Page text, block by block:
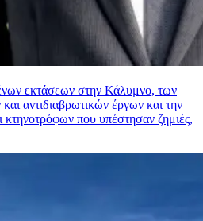
εκτάσεων στην Κάλυμνο, των
αντιδιαβρωτικών έργων και την
που υπέστησαν ζημιές,